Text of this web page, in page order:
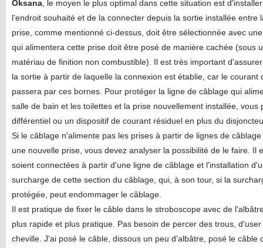
Oksana , le moyen le plus optimal dans cette situation est
l'endroit souhaité et de la connecter depuis la sortie installée entre
prise, comme mentionné ci-dessus, doit être sélectionnée avec
qui alimentera cette prise doit être posé de manière cachée (sous
matériau de finition non combustible). Il est très important
la sortie à partir de laquelle la connexion est établie, car le courant
passera par ces bornes. Pour protéger la ligne de câblage qui
salle de bain et les toilettes et la prise nouvellement installée, vous
différentiel ou un dispositif de courant résiduel en plus du
Si le câblage n'alimente pas les prises à partir de lignes de
une nouvelle prise, vous devez analyser la possibilité de le faire. Il
soient connectées à partir d'une ligne de câblage et l'installation
surcharge de cette section du câblage, qui, à son tour, si la
protégée, peut endommager le câblage.
Il est pratique de fixer le câble dans le stroboscope avec de
plus rapide et plus pratique. Pas besoin de percer des trous,
cheville. J'ai posé le câble, dissous un peu d'albâtre, posé le câble